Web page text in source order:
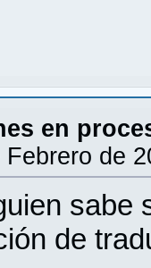
en
Febrero de
sabe
de